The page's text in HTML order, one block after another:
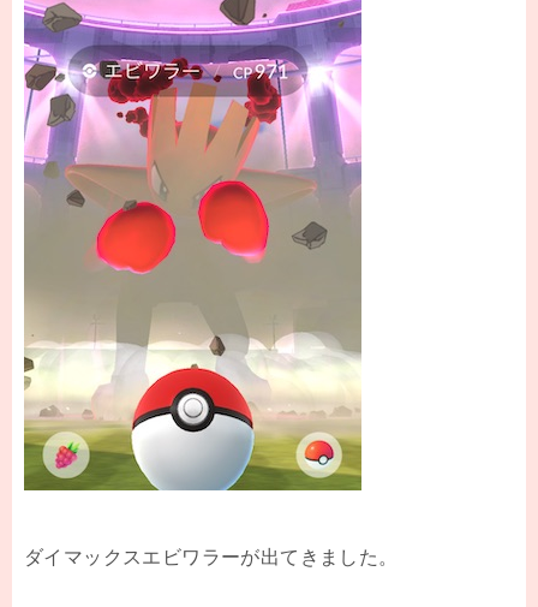
ダイマックスエビワラーが出てきました。